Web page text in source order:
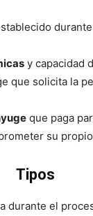
y capacidad
que solicita la
que paga
su
Tipos
durante el